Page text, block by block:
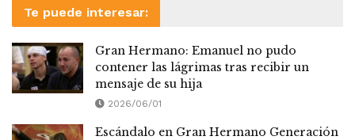
Te puede interesar:
Gran Hermano: Emanuel no pudo
contener las lágrimas tras recibir un
mensaje de su hija
2026/06/01
Escándalo en Gran Hermano Generación